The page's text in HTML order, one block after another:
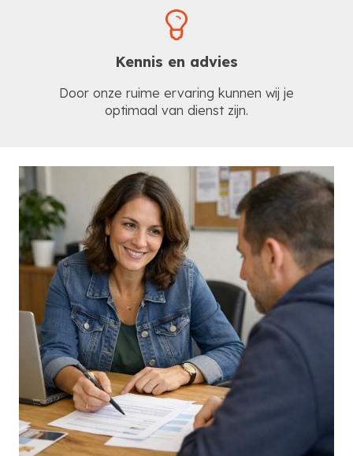
Kennis en advies
Door onze ruime ervaring kunnen wij je
optimaal van dienst zijn.